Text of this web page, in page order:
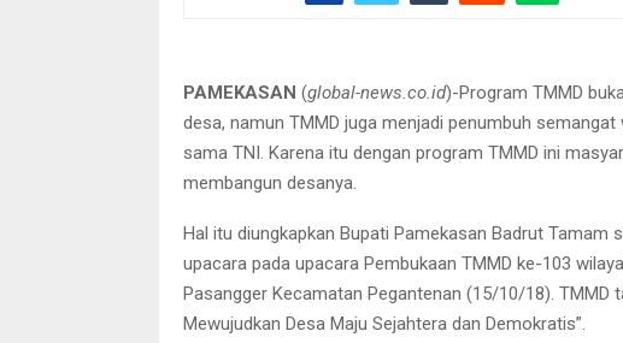
PAMEKASAN (global-news.co.id)-Program TMMD
desa, namun TMMD juga menjadi penumbuh
sama TNI. Karena itu dengan program TMMD ini
membangun desanya.
Hal itu diungkapkan Bupati Pamekasan Badrut
upacara pada upacara Pembukaan TMMD ke-103
Pasangger Kecamatan Pegantenan (15/10/18). TMMD
Mewujudkan Desa Maju Sejahtera dan Demokratis”.